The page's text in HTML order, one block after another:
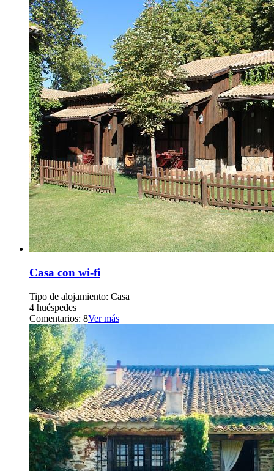
Casa con wi-fi
Tipo de alojamiento: Casa
4 huéspedes
Comentarios: 8Ver más